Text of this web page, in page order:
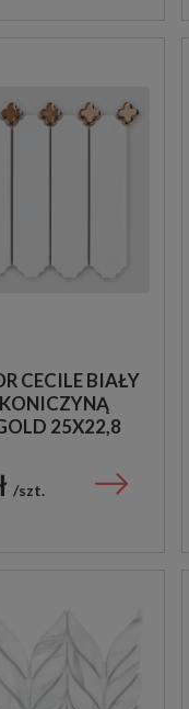
CECILE BIAŁY
25X22,8
szt.